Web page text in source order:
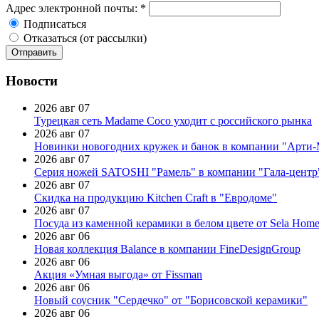
Адрес электронной почты: *
Подписаться
Отказаться (от рассылки)
Новости
2026 авг 07
Турецкая сеть Madame Coco уходит с российского рынка
2026 авг 07
Новинки новогодних кружек и банок в компании
2026 авг 07
Серия ножей SATOSHI "Рамель" в компании "Гала-
2026 авг 07
Скидка на продукцию Kitchen Craft в "Евродоме"
2026 авг 07
Посуда из каменной керамики в белом цвете от Sela Home
2026 авг 06
Новая коллекция Balance в компании FineDesignGroup
2026 авг 06
Акция «Умная выгода» от Fissman
2026 авг 06
Новый соусник "Сердечко" от "Борисовской керамики"
2026 авг 06